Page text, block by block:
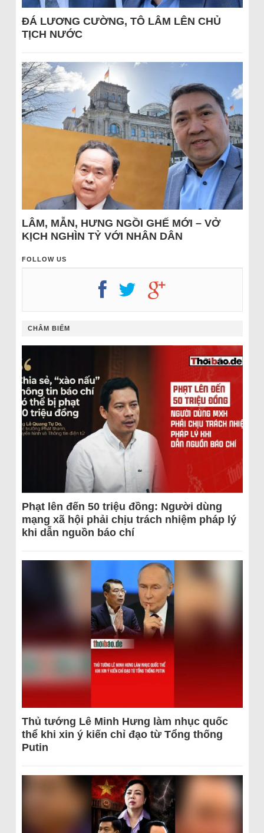
ĐÁ LƯƠNG CƯỜNG, TÔ LÂM LÊN CHỦ
TỊCH NƯỚC
LÂM, MẪN, HƯNG NGỒI GHẾ MỚI – VỞ
KỊCH NGHÌN TỶ VỚI NHÂN DÂN
FOLLOW US
CHÂM BIẾM
Phạt lên đến 50 triệu đồng: Người dùng
mạng xã hội phải chịu trách nhiệm pháp lý
khi dẫn nguồn báo chí
Thủ tướng Lê Minh Hưng làm nhục quốc
thể khi xin ý kiến chỉ đạo từ Tổng thống
Putin